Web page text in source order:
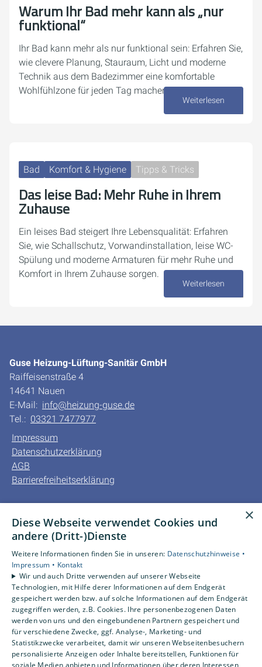
Warum Ihr Bad mehr kann als „nur
funktional“
Ihr Bad kann mehr als nur funktional sein: Erfahren Sie,
wie clevere Planung, Stauraum, Licht und moderne
Technik aus dem Badezimmer eine komfortable
Wohlfühlzone für jeden Tag machen.
Weiterlesen
Bad Komfort & Hygiene Tipps & Tricks
Das leise Bad: Mehr Ruhe in Ihrem
Zuhause
Ein leises Bad steigert Ihre Lebensqualität: Erfahren
Sie, wie Schallschutz, Vorwandinstallation, leise WC-
Spülung und moderne Armaturen für mehr Ruhe und
Komfort in Ihrem Zuhause sorgen.
Weiterlesen
Guse Heizung-Lüftung-Sanitär GmbH
Raiffeisenstraße 4
14641 Nauen
E-Mail: info@heizung-guse.de
Tel.: 03321 7477977
Impressum
Datenschutzerklärung
AGB
Barrierefreiheitserklärung
Privatkunden
Gewerbekunden
Karriere
Unternehmen
Kontakt
Um externe HTML-Inhalte anzuzeigen, benötigen wir
Ihre Einwilligung.
Weitere Informationen finden Sie in unserer
Datenschutzerklärung.
×
Diese Webseite verwendet Cookies und
andere (Dritt-)Dienste
Weitere Informationen finden Sie in unseren: Datenschutzhinweise •
Impressum • Kontakt
Wir und auch Dritte verwenden auf unserer Webseite
Technologien, mit Hilfe derer Informationen auf dem Endgerät
gespeichert werden bzw. auf solche Informationen auf dem Endgerät
zugegriffen werden, z.B. Cookies. Ihre personenbezogenen Daten
werden von uns und den eingebundenen Partnern gespeichert und
für verschiedene Zwecke, ggf. Analyse-, Marketing- und
Statistikzwecke verarbeitet, damit wir unseren Webseitenbesuchern
personalisierte Anzeigen oder Inhalte bereitstellen, Funktionen für
soziale Medien anbieten und Informationen über deren Interessen